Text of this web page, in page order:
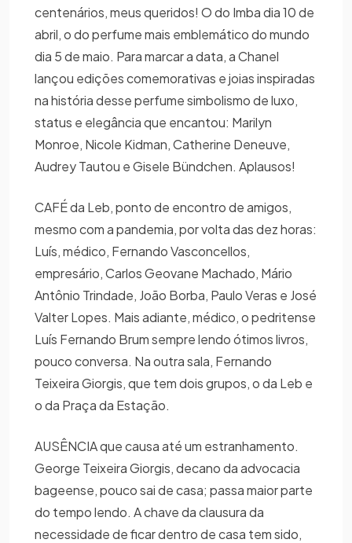
centenários, meus queridos! O do Imba dia 10 de
abril, o do perfume mais emblemático do mundo
dia 5 de maio. Para marcar a data, a Chanel
lançou edições comemorativas e joias inspiradas
na história desse perfume simbolismo de luxo,
status e elegância que encantou: Marilyn
Monroe, Nicole Kidman, Catherine Deneuve,
Audrey Tautou e Gisele Bündchen. Aplausos!
CAFÉ da Leb, ponto de encontro de amigos,
mesmo com a pandemia, por volta das dez horas:
Luís, médico, Fernando Vasconcellos,
empresário, Carlos Geovane Machado, Mário
Antônio Trindade, João Borba, Paulo Veras e José
Valter Lopes. Mais adiante, médico, o pedritense
Luís Fernando Brum sempre lendo ótimos livros,
pouco conversa. Na outra sala, Fernando
Teixeira Giorgis, que tem dois grupos, o da Leb e
o da Praça da Estação.
AUSÊNCIA que causa até um estranhamento.
George Teixeira Giorgis, decano da advocacia
bageense, pouco sai de casa; passa maior parte
do tempo lendo. A chave da clausura da
necessidade de ficar dentro de casa tem sido,